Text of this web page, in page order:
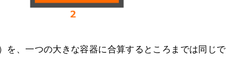
を、一つの大きな容器に合算するところまでは同じで